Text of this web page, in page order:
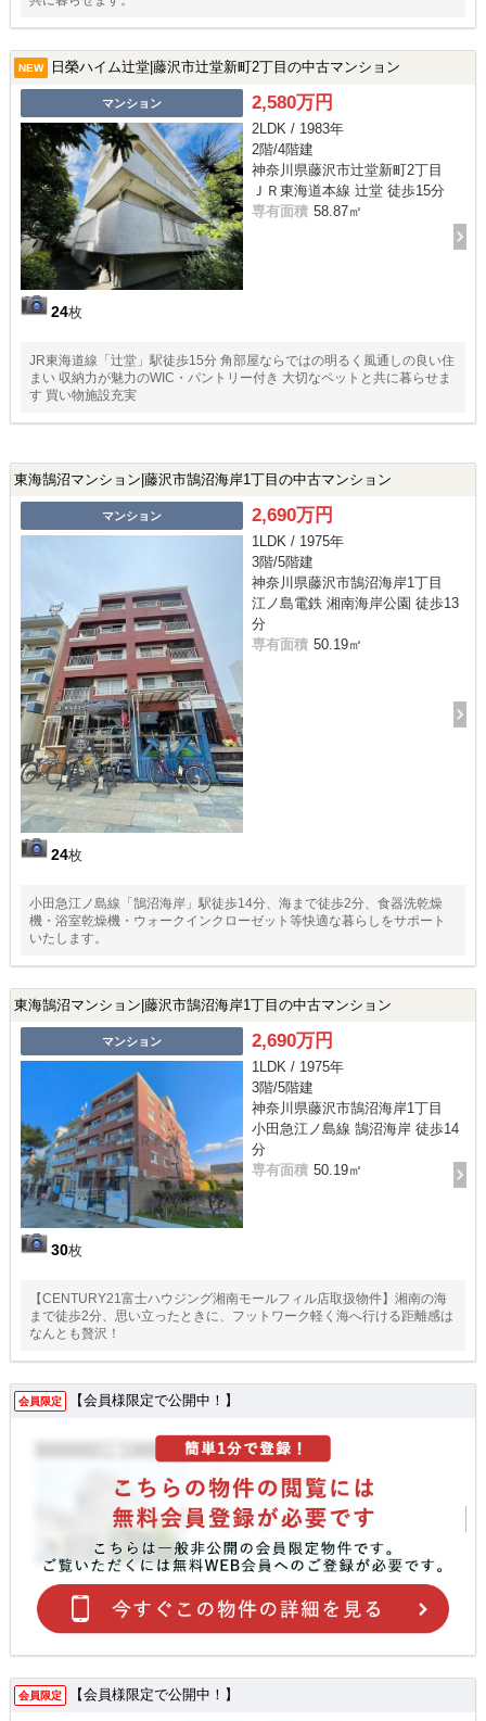
NEW 日榮ハイム辻堂|藤沢市辻堂新町2丁目の中古マンション
マンション
24枚
2,580万円
2LDK / 1983年
2階/4階建
神奈川県藤沢市辻堂新町2丁目
ＪＲ東海道本線 辻堂 徒歩15分
専有面積 58.87㎡
JR東海道線「辻堂」駅徒歩15分 角部屋ならではの明るく風通しの良い住
まい 収納力が魅力のWIC・パントリー付き 大切なペットと共に暮らせま
す 買い物施設充実
東海鵠沼マンション|藤沢市鵠沼海岸1丁目の中古マンション
マンション
24枚
2,690万円
1LDK / 1975年
3階/5階建
神奈川県藤沢市鵠沼海岸1丁目
江ノ島電鉄 湘南海岸公園 徒歩13
分
専有面積 50.19㎡
小田急江ノ島線「鵠沼海岸」駅徒歩14分、海まで徒歩2分、食器洗乾燥
機・浴室乾燥機・ウォークインクローゼット等快適な暮らしをサポート
いたします。
東海鵠沼マンション|藤沢市鵠沼海岸1丁目の中古マンション
マンション
30枚
2,690万円
1LDK / 1975年
3階/5階建
神奈川県藤沢市鵠沼海岸1丁目
小田急江ノ島線 鵠沼海岸 徒歩14
分
専有面積 50.19㎡
【CENTURY21富士ハウジング湘南モールフィル店取扱物件】湘南の海
まで徒歩2分、思い立ったときに、フットワーク軽く海へ行ける距離感は
なんとも贅沢！
会員限定 【会員様限定で公開中！】
会員限定 【会員様限定で公開中！】